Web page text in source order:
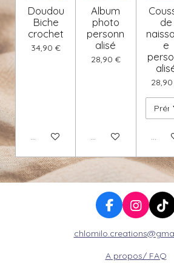
Doudou
Biche
crochet
34,90 €
Voir les détails
Album
photo
personn
alisé
28,90 €
Voir les détails
de
e
Voir
F
a
c
I
n
s
T
i
k
A propos/ FAQ